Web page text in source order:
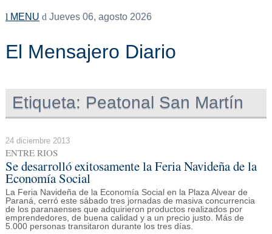
MENU Jueves 06, agosto 2026
El Mensajero Diario
Etiqueta: Peatonal San Martín
24 diciembre 2013
ENTRE RIOS
Se desarrolló exitosamente la Feria Navideña de la
Economía Social
La Feria Navideña de la Economía Social en la Plaza Alvear de
Paraná, cerró este sábado tres jornadas de masiva concurrencia
de los paranaenses que adquirieron productos realizados por
emprendedores, de buena calidad y a un precio justo. Más de
5.000 personas transitaron durante los tres días.